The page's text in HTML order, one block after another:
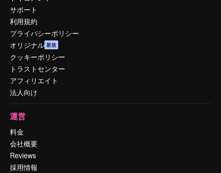
サポート
利用規約
プライバシーポリシー
オリジナル 新規
クッキーポリシー
トラストセンター
アフィリエイト
法人向け
運営
料金
会社概要
Reviews
採用情報